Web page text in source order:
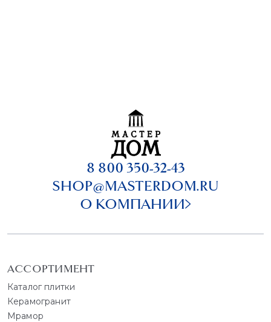
8 800 350-32-43
SHOP@MASTERDOM.RU
О КОМПАНИИ
АССОРТИМЕНТ
Каталог плитки
Керамогранит
Мрамор